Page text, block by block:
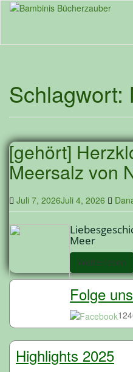
Skip
content
Schlagwort:
[gehört]
Meersalz von
Juli 7, 2026Juli 4, 2026
Meer
Weiterlesen
Folge
Highlights 2025